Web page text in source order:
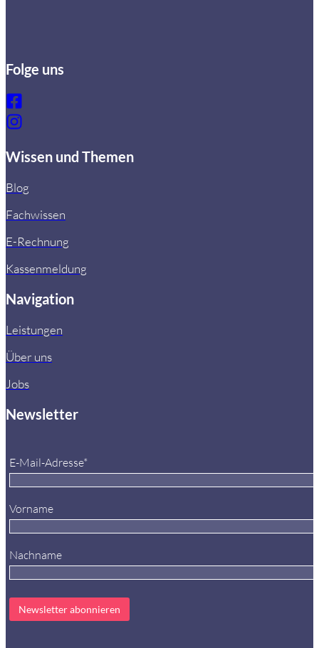
Folge uns
Wissen und Themen
Blog
Fachwissen
E-Rechnung
Kassenmeldung
Navigation
Leistungen
Über uns
Jobs
Newsletter
E-Mail-Adresse*
Vorname
Nachname